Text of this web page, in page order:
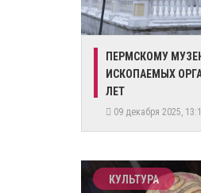
ПЕРМСКОМУ
ИСКОПАЕМЫХ
ЛЕТ
09 декабря 2025,
КУЛЬТУРА